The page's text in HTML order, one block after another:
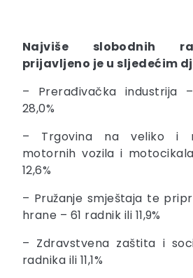
Najviše slobodnih
prijavljeno je u sljedećim
– Prerađivačka industrija
28,0%
– Trgovina na veliko i
motornih vozila i
12,6%
– Pružanje smještaja te
hrane – 61 radnik ili 11,9%
– Zdravstvena zaštita i
radnika ili 11,1%